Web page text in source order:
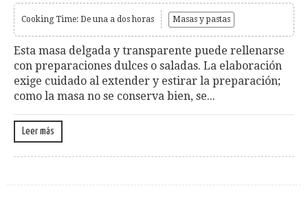
Cooking Time: De una a dos horas Masas y pastas
Esta masa delgada y transparente puede rellenarse
con preparaciones dulces o saladas. La elaboración
exige cuidado al extender y estirar la preparación;
como la masa no se conserva bien, se...
Leer más